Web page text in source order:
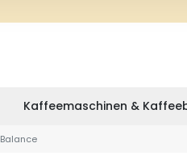
Kaffeemaschinen &
Balance